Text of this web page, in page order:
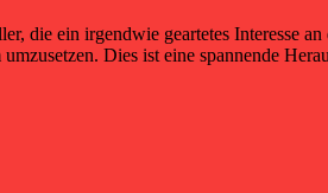
die ein irgendwie geartetes Interesse
Dies ist eine spannende